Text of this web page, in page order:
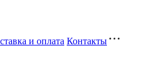
и оплата Контакты